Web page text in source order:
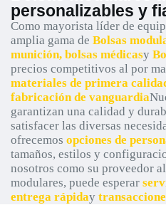
personalizables y
Como mayorista líder de
amplia gama de Bolsas
munición, bolsas médicasy
precios competitivos al por
materiales de primera
fabricación de vanguardia
garantizan una calidad y
satisfacer las diversas
ofrecemos opciones de
tamaños, estilos y
nosotros como su proveedor
modulares, puede esperar
entrega rápiday